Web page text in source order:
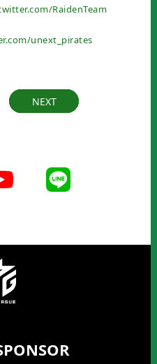
RaidenTeam
unext_pirates
NEXT